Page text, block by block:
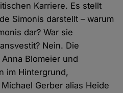
Karriere. Es stellt
Simonis darstellt – warum
dar? War sie
Nein. Die
Blomeier und
im Hintergrund,
Gerber alias Heide